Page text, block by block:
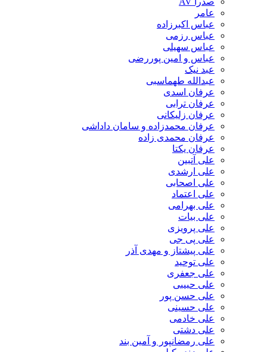
عامر
عباس اکبرزاده
عباس رزمی
عباس سهیلی
عباس و امین پوررضی
عبد نیک
عبدالله طهماسبی‎
عرفان اسدی
عرفان ترابی
عرفان زلیکانی
عرفان محمدزاده و سامان داداشی
عرفان محمدی زاده
عرفان یکتا
علی آتبین
علی ارشدی
علی اصحابی
علی اعتماد
علی بهرامی
علی بیات
علی پرویزی
علی پی جی
علی پیشتاز و مهدی آذر
علی توحید
علی جعفری
علی حبیبی
علی حسن پور
علی حسینی
علی خادمی
علی دشتی
علی رمضانپور و آمین بند